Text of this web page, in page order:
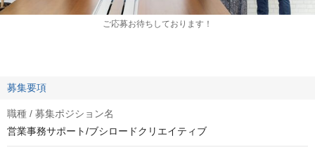
ご応募お待ちしております！
募集要項
職種 / 募集ポジション名
営業事務サポート/ブシロードクリエイティブ